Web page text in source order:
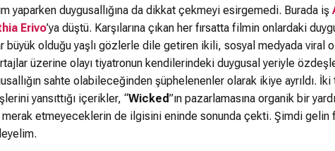
yaparken duygusallığına da dikkat çekmeyi esirgemedi. Burada iş
Erivo’ya düştü. Karşılarına çıkan her fırsatta filmin onlardaki
büyük olduğu yaşlı gözlerle dile getiren ikili, sosyal medyada viral
üzerine olayı tiyatronun kendilerindeki duygusal yeriyle
sahte olabileceğinden şüphelenenler olarak ikiye ayrıldı. İki
yansıttığı içerikler, “Wicked”ın pazarlamasına organik bir
etmeyeceklerin de ilgisini eninde sonunda çekti. Şimdi gelin